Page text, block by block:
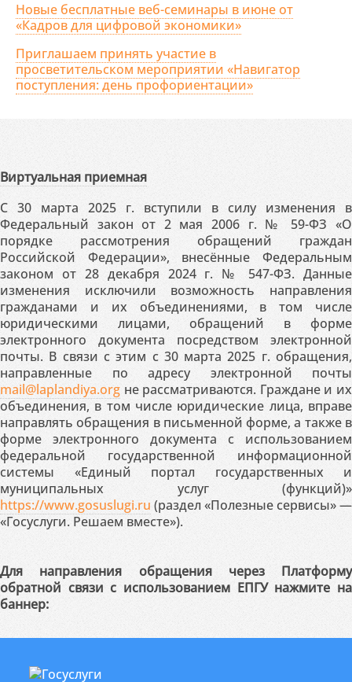
Новые бесплатные веб-семинары в июне от
«Кадров для цифровой экономики»
Приглашаем принять участие в
просветительском мероприятии «Навигатор
поступления: день профориентации»
Виртуальная приемная
С 30 марта 2025 г. вступили в силу изменения в
Федеральный закон от 2 мая 2006 г. № 59-ФЗ «О
порядке рассмотрения обращений граждан
Российской Федерации», внесённые Федеральным
законом от 28 декабря 2024 г. № 547-ФЗ. Данные
изменения исключили возможность направления
гражданами и их объединениями, в том числе
юридическими лицами, обращений в форме
электронного документа посредством электронной
почты. В связи с этим с 30 марта 2025 г. обращения,
направленные по адресу электронной почты
mail@laplandiya.org не рассматриваются. Граждане и их
объединения, в том числе юридические лица, вправе
направлять обращения в письменной форме, а также в
форме электронного документа с использованием
федеральной государственной информационной
системы «Единый портал государственных и
муниципальных услуг (функций)»
https://www.gosuslugi.ru (раздел «Полезные сервисы» —
«Госуслуги. Решаем вместе»).
Для направления обращения через Платформу
обратной связи с использованием ЕПГУ нажмите на
баннер: